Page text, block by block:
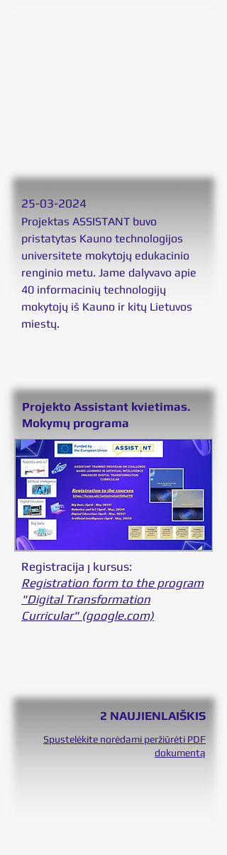
25-03-2024
Projektas ASSISTANT buvo
pristatytas Kauno technologijos
universitete mokytojų edukacinio
renginio metu. Jame dalyvavo apie
40 informacinių technologijų
mokytojų iš Kauno ir kitų Lietuvos
miestų.
Projekto Assistant kvietimas.
Mokymų programa
Registracija į kursus:
Registration form to the program
"Digital Transformation
Curricular" (google.com)
2 NAUJIENLAIŠKIS
Spustelėkite norėdami peržiūrėti PDF
dokumentą